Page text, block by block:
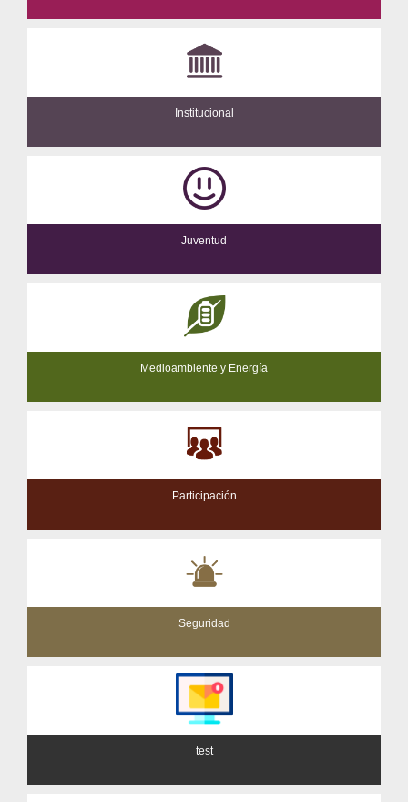
Institucional
Juventud
Medioambiente y Energía
Participación
Seguridad
test